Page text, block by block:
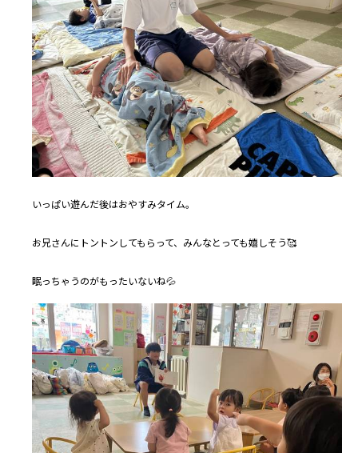
いっぱい遊んだ後はおやすみタイム。
お兄さんにトントンしてもらって、みんなとっても嬉しそう🥰
眠っちゃうのがもったいないね💦